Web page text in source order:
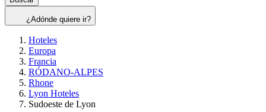
¿Adónde quiere ir?
Hoteles
Europa
Francia
RÓDANO-ALPES
Rhone
Lyon Hoteles
Sudoeste de Lyon